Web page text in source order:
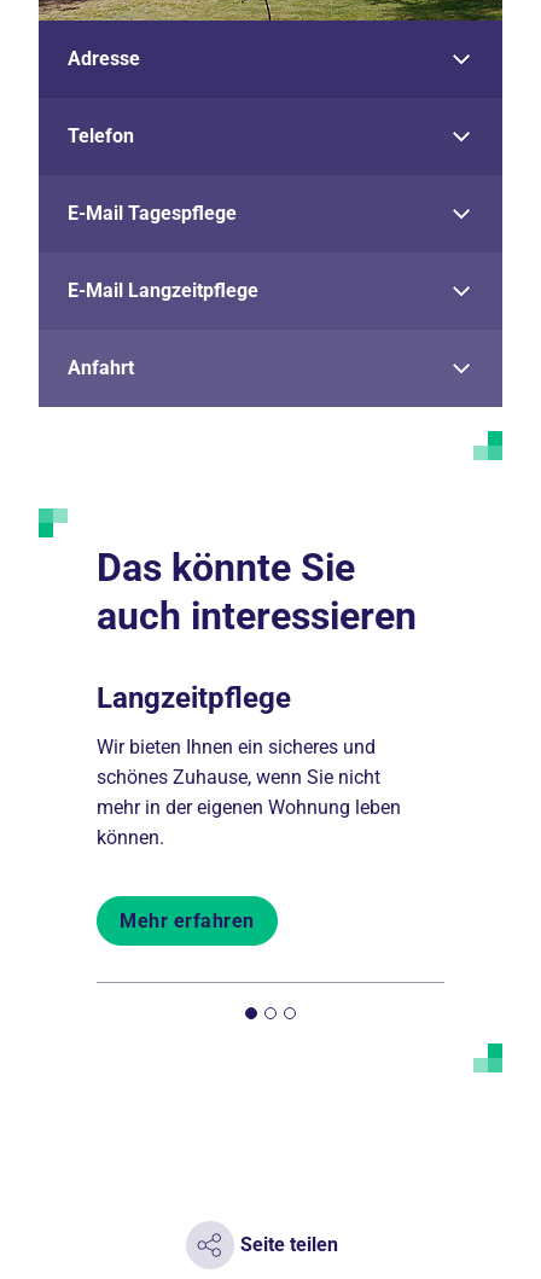
Adresse
Telefon
E-Mail Tagespflege
E-Mail Langzeitpflege
Anfahrt
Das könnte Sie
auch interessieren
Langzeitpflege
Wir bieten Ihnen ein sicheres und
schönes Zuhause, wenn Sie nicht
mehr in der eigenen Wohnung leben
können.
Mehr erfahren
Seite teilen